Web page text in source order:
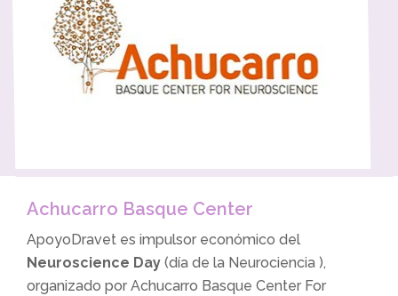
Achucarro Basque Center
ApoyoDravet es impulsor económico del
Neuroscience Day (día de la Neurociencia ),
organizado por Achucarro Basque Center For